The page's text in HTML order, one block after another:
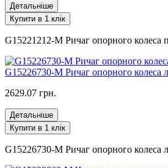
Детальніше
Купити в 1 клік
G15221212-M Ричаг опорного колеса
G15226730-M Ричаг опорного колеса
2629.07 грн.
Детальніше
Купити в 1 клік
G15226730-M Ричаг опорного колеса